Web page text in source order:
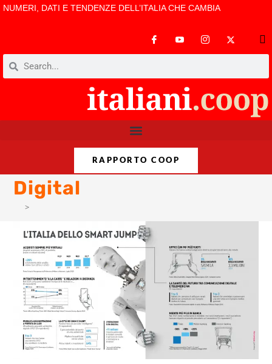
NUMERI, DATI E TENDENZE DELL’ITALIA CHE CAMBIA
RAPPORTO COOP
Digital
>